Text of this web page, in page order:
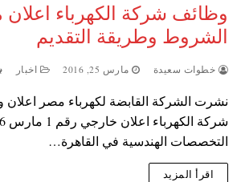
الشروط وطريقة التقديم
خطوات سعيدة مارس 25, 2016 اخبار
نشرت الشركة القابضة لكهرباء مصر
التخصصات الهندسية في القاهرة…
اقرأ المزيد